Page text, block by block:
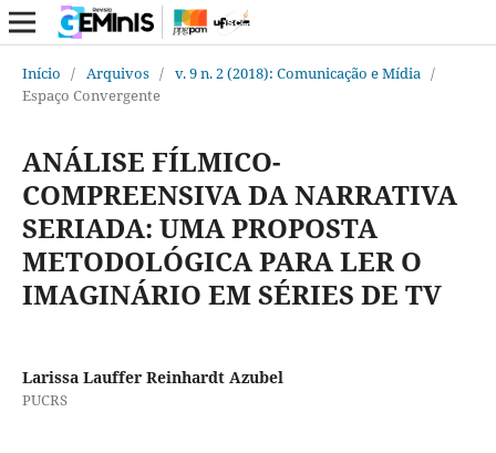
Início / Arquivos / v. 9 n. 2 (2018): Comunicação e Mídia /
Espaço Convergente
ANÁLISE FÍLMICO-
COMPREENSIVA DA NARRATIVA
SERIADA: UMA PROPOSTA
METODOLÓGICA PARA LER O
IMAGINÁRIO EM SÉRIES DE TV
Larissa Lauffer Reinhardt Azubel
PUCRS